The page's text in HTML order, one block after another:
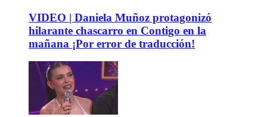
VIDEO | Daniela Muñoz protagonizó
hilarante chascarro en Contigo en la
mañana ¡Por error de traducción!